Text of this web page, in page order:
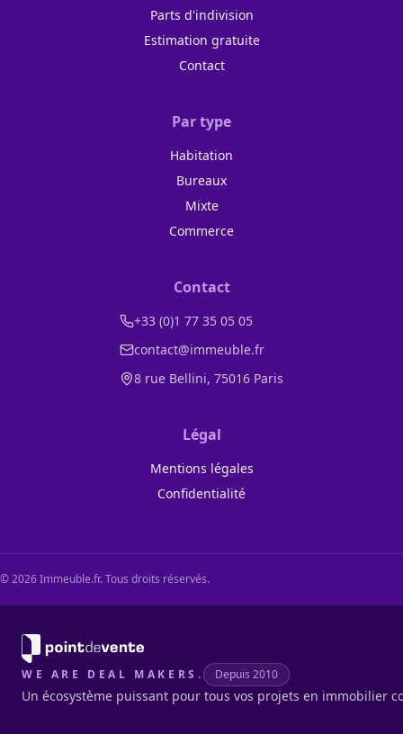
Parts d'indivision
Estimation gratuite
Contact
Par type
Habitation
Bureaux
Mixte
Commerce
Contact
+33 (0)1 77 35 05 05
contact@immeuble.fr
8 rue Bellini, 75016 Paris
Légal
Mentions légales
Confidentialité
©2026Immeuble.fr. Tous droits réservés.
WE ARE DEAL MAKERS. Depuis 2010
Un écosystème puissant pour tous vos projets en immobilier